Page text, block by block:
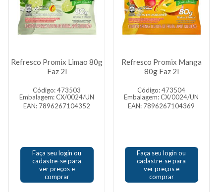
Refresco Promix Limao 80g
Faz 2l
Código: 473503
Embalagem: CX/0024/UN
EAN: 7896267104352
Faça seu login ou
cadastre-se para
ver preços e
comprar
Refresco Promix Manga
80g Faz 2l
Código: 473504
Embalagem: CX/0024/UN
EAN: 7896267104369
Faça seu login ou
cadastre-se para
ver preços e
comprar